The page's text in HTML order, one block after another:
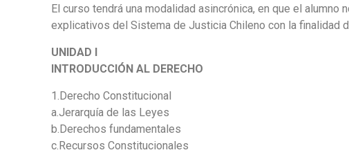
El curso tendrá una modalidad asincrónica, en que el
explicativos del Sistema de Justicia Chileno con la finalidad
UNIDAD I
INTRODUCCIÓN AL DERECHO
1.Derecho Constitucional
a.Jerarquía de las Leyes
b.Derechos fundamentales
c.Recursos Constitucionales